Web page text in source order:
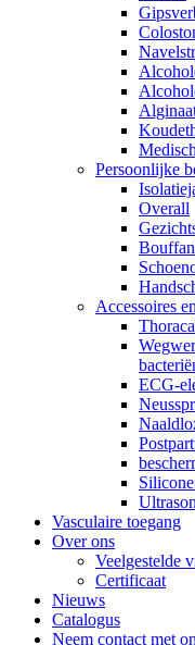
Persoonlijke
Overall
Accessoires
ECG-
Vasculaire toegang
Over ons
Veelgestelde
Certificaat
Nieuws
Catalogus
Neem contact met